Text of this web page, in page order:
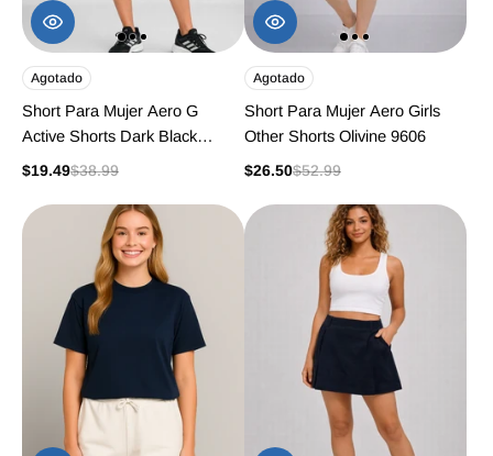
Agotado
Short Para Mujer Aero G
Active Shorts Dark Black
2284
$19.49$38.99
Agotado
Short Para Mujer Aero Girls
Other Shorts Olivine 9606
$26.50$52.99